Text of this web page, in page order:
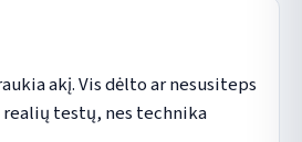
akį. Vis dėlto ar nesusiteps
testų, nes technika